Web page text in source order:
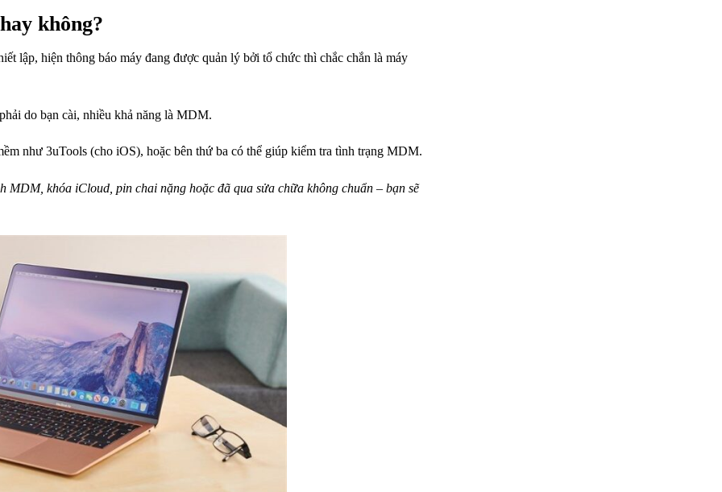
không?
lập, hiện thông báo máy đang được quản lý bởi tổ chức thì chắc chắn là máy
do bạn cài, nhiều khả năng là MDM.
như 3uTools (cho iOS), hoặc bên thứ ba có thể giúp kiểm tra tình trạng MDM.
khóa iCloud, pin chai nặng hoặc đã qua sửa chữa không chuẩn – bạn sẽ